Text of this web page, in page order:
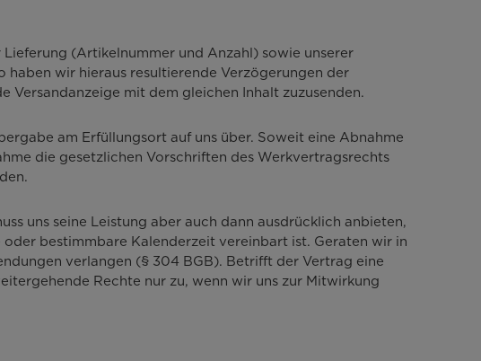
(Artikelnummer und Anzahl) sowie unserer
wir hieraus resultierende Verzögerungen der
Versandanzeige mit dem gleichen Inhalt zuzusenden.
am Erfüllungsort auf uns über. Soweit eine Abnahme
die gesetzlichen Vorschriften des Werkvertragsrechts
uns seine Leistung aber auch dann ausdrücklich anbieten,
bestimmbare Kalenderzeit vereinbart ist. Geraten wir in
verlangen (§ 304 BGB). Betrifft der Vertrag eine
Rechte nur zu, wenn wir uns zur Mitwirkung